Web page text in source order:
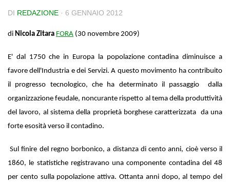
DI REDAZIONE · 6 GENNAIO 2012
di Nicola Zitara FORA (30 novembre 2009)
E' dal 1750 che in Europa la popolazione contadina diminuisce a
favore dell'Industria e dei Servizi. A questo movimento ha contribuito
il progresso tecnologico, che ha determinato il passaggio dalla
organizzazione feudale, noncurante rispetto al tema della produttività
del lavoro, al sistema della proprietà borghese caratterizzata da una
forte esosità verso il contadino.
Sul finire del regno borbonico, a distanza di cento anni, cioè verso il
1860, le statistiche registravano una componente contadina del 48
per cento sulla popolazione attiva. Ottanta anni dopo, al tempo del